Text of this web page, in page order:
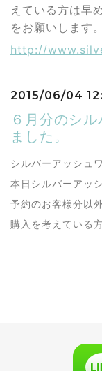
えている方は早
をお願いします。
http://
2015/06/04
６月分のシ
ました。
シルバーアッシュ
本日シルバーアッ
予約のお客様分以
購入を考えている